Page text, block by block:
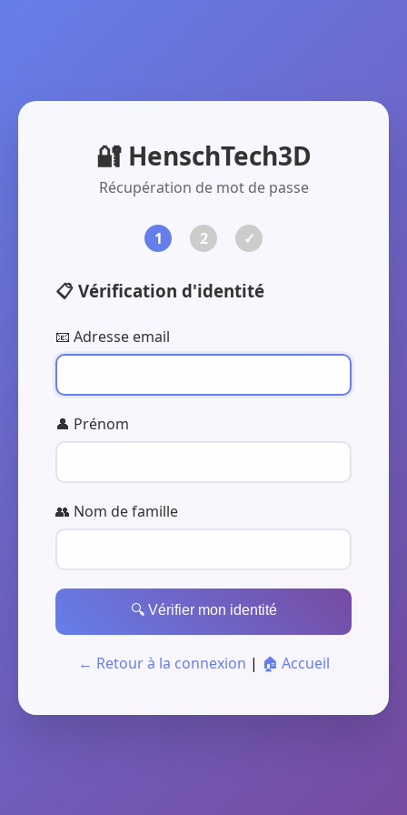
🔐 HenschTech3D
Récupération de mot de passe
1 2 ✓
📋 Vérification d'identité
📧 Adresse email
👤 Prénom
👥 Nom de famille
🔍 Vérifier mon identité
← Retour à la connexion | 🏠 Accueil